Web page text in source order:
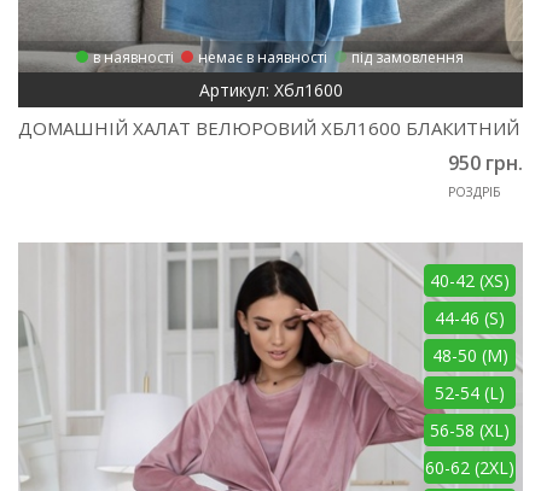
в наявності немає в наявності під замовлення
Артикул: Хбл1600
ДОМАШНІЙ ХАЛАТ ВЕЛЮРОВИЙ ХБЛ1600 БЛАКИТНИЙ
950 грн.
РОЗДРІБ
40-42 (XS)
44-46 (S)
48-50 (M)
52-54 (L)
56-58 (XL)
60-62 (2XL)